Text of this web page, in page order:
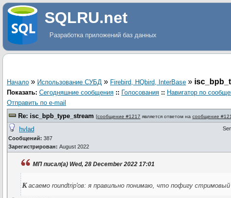
SQLRU.net
Разработка приложений баз данных
Начало » Использование СУБД » Firebird, HQbird, InterBase »
Показать: Сегодняшние сообщения :: Голосования :: Навигатор по
Отправить по e-mail
Re: isc_bpb_type_stream [сообщение #1217 является ответом на сообщение
hvlad
Сообщений: 387
Зарегистрирован: August 2022
МП писал(а) Wed, 28 December 2022 17:01
касаемо roundtrip'ов: я правильно понимаю, что пофигу